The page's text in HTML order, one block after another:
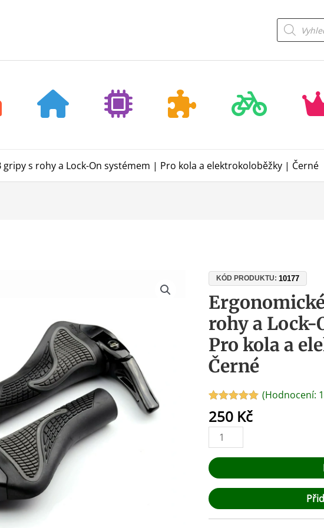
Products
search
gripy s rohy a Lock-On systémem | Pro kola a elektrokoloběžky | Černé
KÓD PRODUKTU:10177
rohy a Lock-
Pro kola a
Černé
Hodnoceno
5.00z 5 na
základě
hodnocení
zákazníka
(Hodnocení: 1
250 Kč
Ergonomické
gripy
s
rohy
a
Lock-
systémem
|
Pro
kola
elektrokoloběžky
Černé
množství